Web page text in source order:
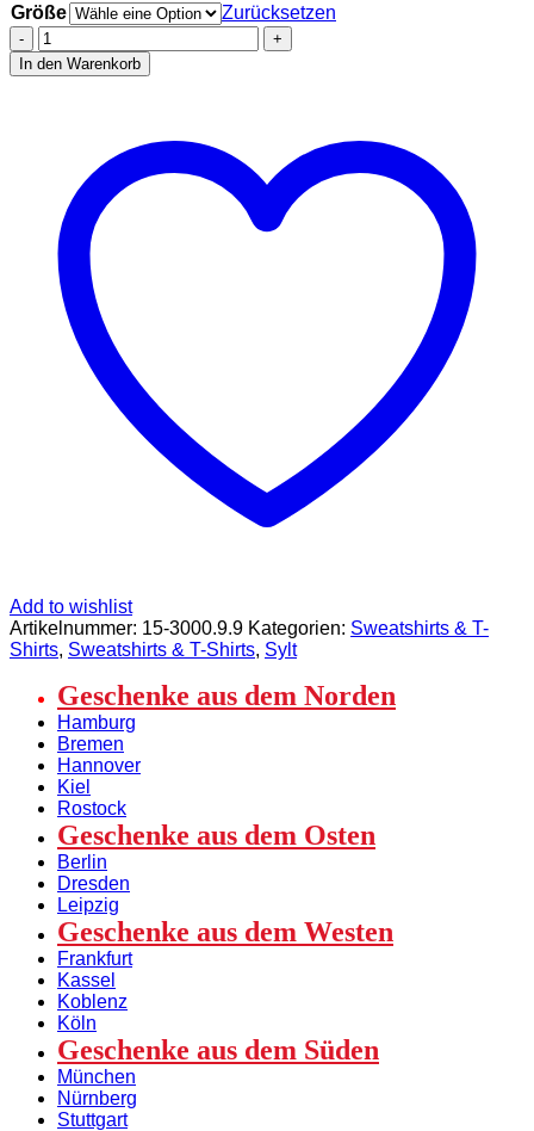
Größe
Zurücksetzen
Stadtliebe®
|
Nordsee
„Leuchtturm“
French
Navi
100%
Bio-
Baumwolle
Menge
In den Warenkorb
Add to wishlist
Artikelnummer: 15-3000.9.9 Kategorien: Sweatshirts & T-
Shirts, Sweatshirts & T-Shirts, Sylt
Geschenke aus dem Norden
Hamburg
Bremen
Hannover
Kiel
Rostock
Geschenke aus dem Osten
Berlin
Dresden
Leipzig
Geschenke aus dem Westen
Frankfurt
Kassel
Koblenz
Köln
Geschenke aus dem Süden
München
Nürnberg
Stuttgart